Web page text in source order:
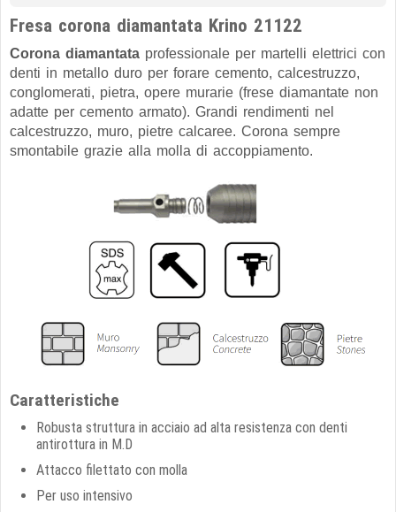
Fresa corona diamantata Krino 21122
Corona diamantata professionale per martelli elettrici con
denti in metallo duro per forare cemento, calcestruzzo,
conglomerati, pietra, opere murarie (frese diamantate non
adatte per cemento armato). Grandi rendimenti nel
calcestruzzo, muro, pietre calcaree. Corona sempre
smontabile grazie alla molla di accoppiamento.
Caratteristiche
Robusta struttura in acciaio ad alta resistenza con denti
antirottura in M.D
Attacco filettato con molla
Per uso intensivo